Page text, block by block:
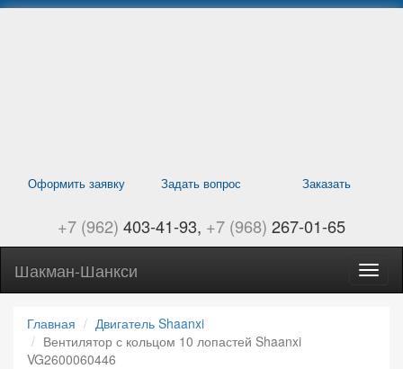
Оформить заявку Задать вопрос Заказать
+7 (962) 403-41-93 +7 (968) 267-01-65
Шакман-Шанкси
Главная
Двигатель Shaanxi
Вентилятор с кольцом 10 лопастей Shaanxi
VG2600060446